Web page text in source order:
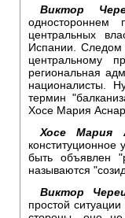
Виктор
одностороннем
центральных
Испании. Следом
центральному
региональная
националисты.
термин
Хосе Мария
Хосе Мария
конституционное
быть объявлен
называются
Виктор
простой